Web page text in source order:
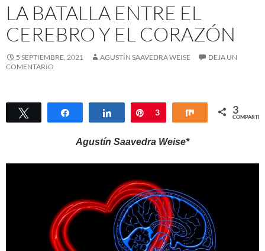
LA BATALLA ENTRE EL
CEREBRO Y EL CORAZÓN
5 SEPTIEMBRE, 2021 AGUSTÍN SAAVEDRA WEISE
DEJA UN
COMENTARIO
Twittear Compartir CompartirPin
3 Compartir
3
COMPARTIR
Agustín Saavedra Weise*